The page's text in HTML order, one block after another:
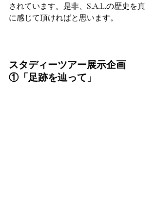
されています。是非、S.A.L.の歴史を真
に感じて頂ければと思います。
スタディーツアー展示企画
①「足跡を辿って」